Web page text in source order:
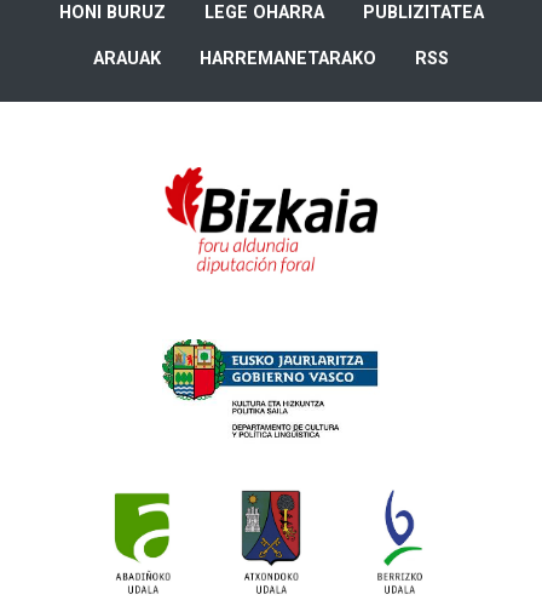
HONI BURUZ LEGE OHARRA PUBLIZITATEA
ARAUAK HARREMANETARAKO RSS